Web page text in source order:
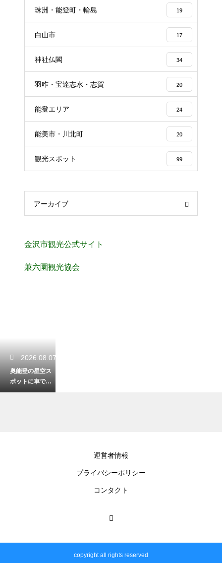
珠洲・能登町・輪島 19
白山市 17
神社仏閣 34
羽咋・宝達志水・志賀 20
能登エリア 24
能美市・川北町 20
観光スポット 99
アーカイブ
金沢市観光公式サイト
兼六園観光協会
2026.08.07
奥能登の星空ス
ポットに車で行
くならどこ？絶
運営者情報
プライバシーポリシー
コンタクト
copyright all rights reserved